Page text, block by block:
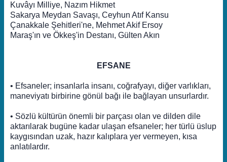
Kuvâyı Milliye, Nazım Hikmet
Sakarya Meydan Savaşı, Ceyhun Atıf Kansu
Çanakkale Şehitleri'ne, Mehmet Akif Ersoy
Maraş'ın ve Ökkeş'in Destanı, Gülten Akın
EFSANE
• Efsaneler; insanlarla insanı, coğrafyayı, diğer varlıkları,
maneviyatı birbirine gönül bağı ile bağlayan unsurlardır.
• Sözlü kültürün önemli bir parçası olan ve dilden dile
aktarılarak bugüne kadar ulaşan efsaneler; her türlü üslup
kaygısından uzak, hazır kalıplara yer vermeyen, kısa
anlatılardır.